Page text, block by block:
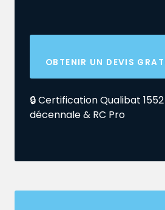
OBTENIR UN DEVIS
🔒 Certification Qualibat
décennale & RC Pro